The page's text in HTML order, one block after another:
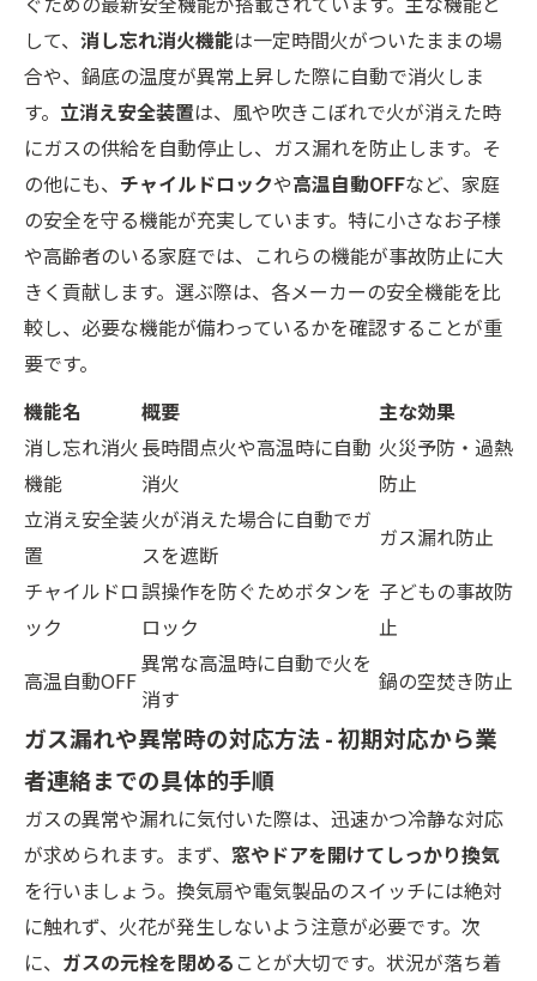
して、 消し忘れ消火機能は一定時間火がついたままの場
合や、鍋底の温度が異常上昇した際に自動で消火しま
す。 立消え安全装置は、風や吹きこぼれで火が消えた時
にガスの供給を自動停止し、ガス漏れを防止します。そ
の他にも、 チャイルドロックや高温自動OFFなど、家庭
の安全を守る機能が充実しています。特に小さなお子様
や高齢者のいる家庭では、これらの機能が事故防止に大
きく貢献します。選ぶ際は、各メーカーの安全機能を比
較し、必要な機能が備わっているかを確認することが重
要です。
機能名
概要
主な効果
消し忘れ消火
機能
長時間点火や高温時に自動
消火
火災予防・過熱
防止
立消え安全装
置
火が消えた場合に自動でガ
スを遮断
ガス漏れ防止
チャイルドロ
ック
誤操作を防ぐためボタンを
ロック
子どもの事故防
止
高温自動OFF
異常な高温時に自動で火を
消す
鍋の空焚き防止
ガス漏れや異常時の対応方法 - 初期対応から業
者連絡までの具体的手順
ガスの異常や漏れに気付いた際は、迅速かつ冷静な対応
が求められます。まず、 窓やドアを開けてしっかり換気
を行いましょう。換気扇や電気製品のスイッチには絶対
に触れず、火花が発生しないよう注意が必要です。次
に、 ガスの元栓を閉める ことが大切です。状況が落ち着